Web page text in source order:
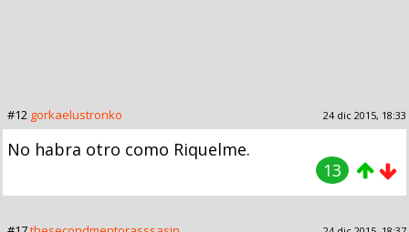
#12 gorkaelustronko 24 dic 2015, 18:33
No habra otro como Riquelme.
13